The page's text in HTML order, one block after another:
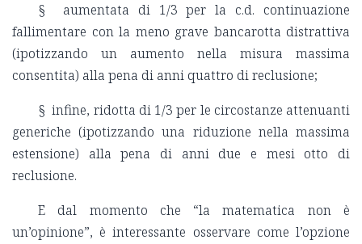
§ aumentata di 1/3 per la c.d. continuazione
fallimentare con la meno grave bancarotta distrattiva
(ipotizzando un aumento nella misura massima
consentita) alla pena di anni quattro di reclusione;
§ infine, ridotta di 1/3 per le circostanze attenuanti
generiche (ipotizzando una riduzione nella massima
estensione) alla pena di anni due e mesi otto di
reclusione.
E dal momento che “la matematica non è
un’opinione”, è interessante osservare come l’opzione